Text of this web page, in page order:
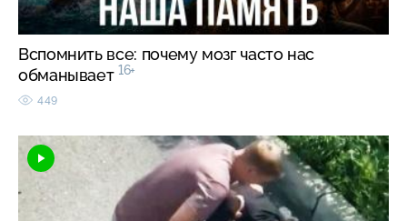
Вспомнить все: почему мозг часто нас
обманывает 16+
449